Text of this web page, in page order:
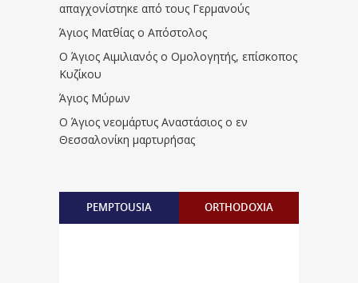
απαγχονίστηκε από τους Γερμανούς
Άγιος Ματθίας ο Απόστολος
Ο Άγιος Αιμιλιανός ο Ομολογητής, επίσκοπος
Κυζίκου
Άγιος Μύρων
Ο Άγιος νεομάρτυς Αναστάσιος ο εν
Θεσσαλονίκη μαρτυρήσας
PEMPTOUSIA ORTHODOXIA